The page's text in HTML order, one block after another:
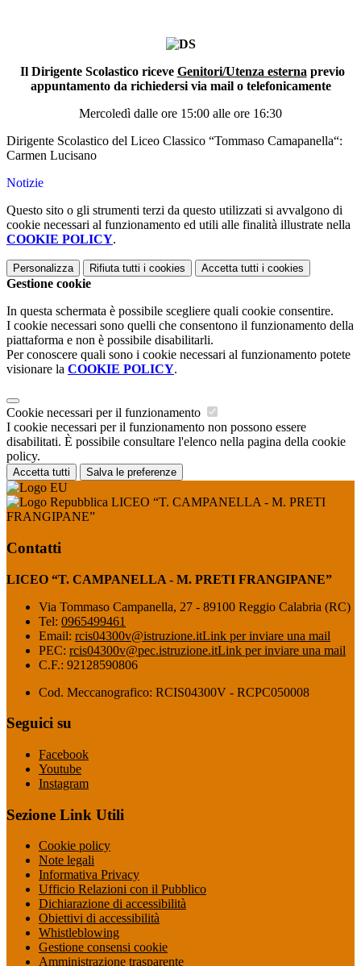
Il Dirigente Scolastico riceve Genitori/Utenza esterna previo
appuntamento da richiedersi via mail o telefonicamente
Mercoledì dalle ore 15:00 alle ore 16:30
Dirigente Scolastico del Liceo Classico “Tommaso Camapanella“:
Carmen Lucisano
Notizie
Questo sito o gli strumenti terzi da questo utilizzati si avvalgono di
cookie necessari al funzionamento ed utili alle finalità illustrate nella
COOKIE POLICY.
Personalizza Rifiuta tutti i cookies Accetta tutti i cookies
Gestione cookie
In questa schermata è possibile scegliere quali cookie consentire.
I cookie necessari sono quelli che consentono il funzionamento della
piattaforma e non è possibile disabilitarli.
Per conoscere quali sono i cookie necessari al funzionamento potete
visionare la COOKIE POLICY.
Cookie necessari per il funzionamento
I cookie necessari per il funzionamento non possono essere
disabilitati. È possibile consultare l'elenco nella pagina della cookie
policy.
Accetta tutti Salva le preferenze
LICEO “T. CAMPANELLA - M. PRETI
FRANGIPANE”
Contatti
LICEO “T. CAMPANELLA - M. PRETI FRANGIPANE”
Via Tommaso Campanella, 27 - 89100 Reggio Calabria (RC)
Tel: 0965499461
Email: rcis04300v@istruzione.itLink per inviare una mail
PEC: rcis04300v@pec.istruzione.itLink per inviare una mail
C.F.: 92128590806
Cod. Meccanografico: RCIS04300V - RCPC050008
Seguici su
Facebook
Youtube
Instagram
Sezione Link Utili
Cookie policy
Note legali
Informativa Privacy
Ufficio Relazioni con il Pubblico
Dichiarazione di accessibilità
Obiettivi di accessibilità
Whistleblowing
Gestione consensi cookie
Amministrazione trasparente